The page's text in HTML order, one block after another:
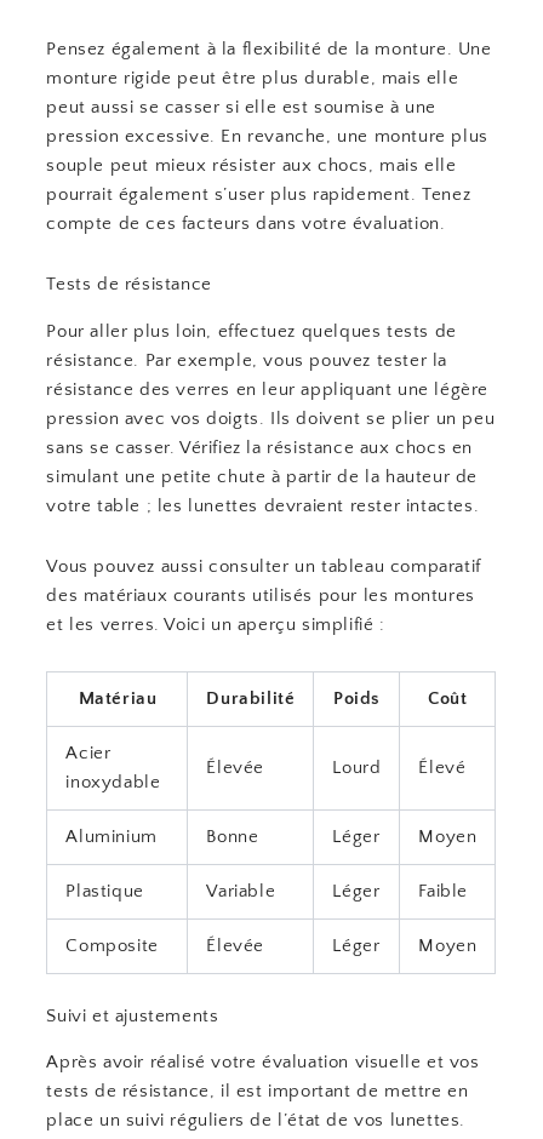
Pensez également à la flexibilité de la monture. Une
monture rigide peut être plus durable, mais elle
peut aussi se casser si elle est soumise à une
pression excessive. En revanche, une monture plus
souple peut mieux résister aux chocs, mais elle
pourrait également s’user plus rapidement. Tenez
compte de ces facteurs dans votre évaluation.
Tests de résistance
Pour aller plus loin, effectuez quelques tests de
résistance. Par exemple, vous pouvez tester la
résistance des verres en leur appliquant une légère
pression avec vos doigts. Ils doivent se plier un peu
sans se casser. Vérifiez la résistance aux chocs en
simulant une petite chute à partir de la hauteur de
votre table ; les lunettes devraient rester intactes.
Vous pouvez aussi consulter un tableau comparatif
des matériaux courants utilisés pour les montures
et les verres. Voici un aperçu simplifié :
Matériau Durabilité Poids Coût
Acier
inoxydable
Élevée Lourd Élevé
Aluminium Bonne Léger Moyen
Plastique Variable Léger Faible
Composite Élevée Léger Moyen
Suivi et ajustements
Après avoir réalisé votre évaluation visuelle et vos
tests de résistance, il est important de mettre en
place un suivi réguliers de l’état de vos lunettes.